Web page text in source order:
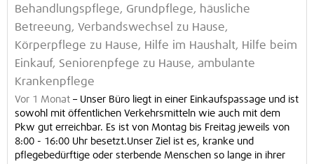
Behandlungspflege, Grundpflege, häusliche
Betreeung, Verbandswechsel zu Hause,
Körperpflege zu Hause, Hilfe im Haushalt, Hilfe beim
Einkauf, Seniorenpfege zu Hause, ambulante
Krankenpflege
Vor 1 Monat – Unser Büro liegt in einer Einkaufspassage und ist
sowohl mit öffentlichen Verkehrsmitteln wie auch mit dem
Pkw gut erreichbar. Es ist von Montag bis Freitag jeweils von
8:00 - 16:00 Uhr besetzt.Unser Ziel ist es, kranke und
pflegebedürftige oder sterbende Menschen so lange in ihrer